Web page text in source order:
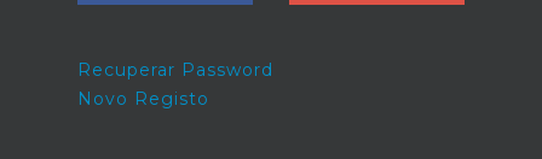
Recuperar Password
Novo Registo